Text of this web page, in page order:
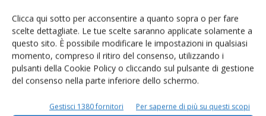
Clicca qui sotto per acconsentire a quanto sopra o per fare
scelte dettagliate. Le tue scelte saranno applicate solamente a
questo sito. È possibile modificare le impostazioni in qualsiasi
momento, compreso il ritiro del consenso, utilizzando i
pulsanti della Cookie Policy o cliccando sul pulsante di gestione
del consenso nella parte inferiore dello schermo.
Gestisci 1380 fornitori Per saperne di più su questi scopi
Rimani aggiornato sul mondo
dell’agricoltura
Iscriviti alle nostre newsletter